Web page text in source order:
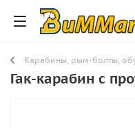
Карабины, рым-болты,
Гак-карабин с